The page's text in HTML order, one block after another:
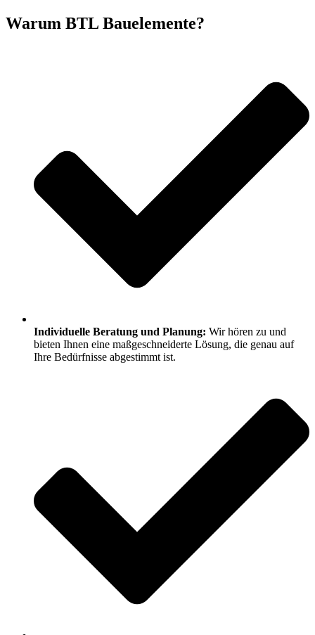
Warum BTL Bauelemente?
Individuelle Beratung und Planung: Wir hören zu und
bieten Ihnen eine maßgeschneiderte Lösung, die genau auf
Ihre Bedürfnisse abgestimmt ist.